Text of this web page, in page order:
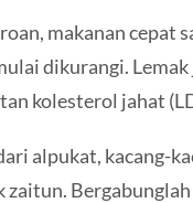
makanan cepat
dikurangi.
kolesterol jahat
alpukat, kacang-